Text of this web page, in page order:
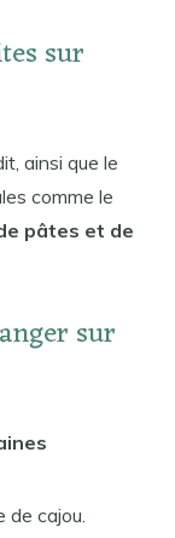
sur
ainsi que le
comme le
pâtes et de
sur
cajou.